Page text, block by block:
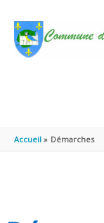
Accueil Démarches